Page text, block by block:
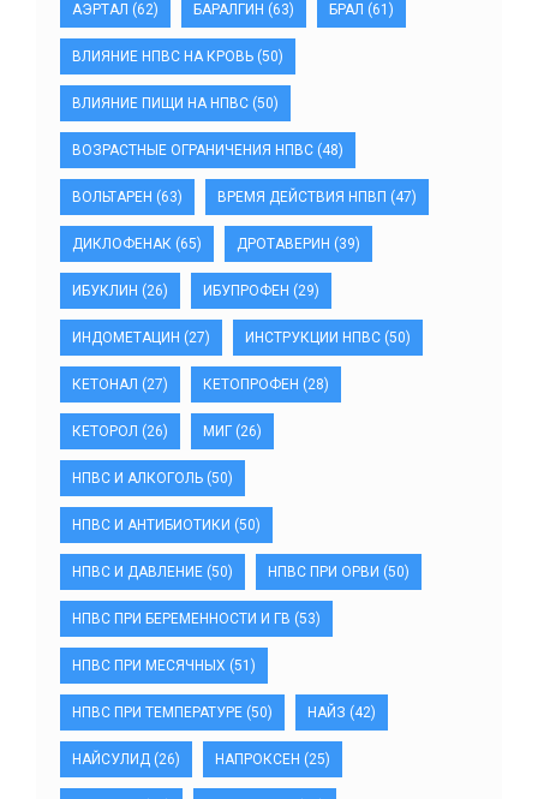
АЭРТАЛ (62) БАРАЛГИН (63) БРАЛ (61)
ВЛИЯНИЕ НПВС НА КРОВЬ (50)
ВЛИЯНИЕ ПИЩИ НА НПВС (50)
ВОЗРАСТНЫЕ ОГРАНИЧЕНИЯ НПВС (48)
ВОЛЬТАРЕН (63) ВРЕМЯ ДЕЙСТВИЯ НПВП (47)
ДИКЛОФЕНАК (65) ДРОТАВЕРИН (39)
ИБУКЛИН (26) ИБУПРОФЕН (29)
ИНДОМЕТАЦИН (27) ИНСТРУКЦИИ НПВС (50)
КЕТОНАЛ (27) КЕТОПРОФЕН (28)
КЕТОРОЛ (26) МИГ (26)
НПВС И АЛКОГОЛЬ (50)
НПВС И АНТИБИОТИКИ (50)
НПВС И ДАВЛЕНИЕ (50) НПВС ПРИ ОРВИ (50)
НПВС ПРИ БЕРЕМЕННОСТИ И ГВ (53)
НПВС ПРИ МЕСЯЧНЫХ (51)
НПВС ПРИ ТЕМПЕРАТУРЕ (50) НАЙЗ (42)
НАЙСУЛИД (26) НАПРОКСЕН (25)